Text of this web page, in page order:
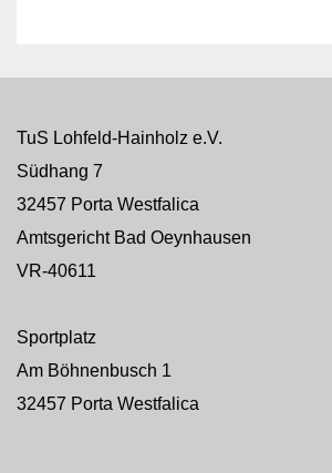
TuS Lohfeld-Hainholz e.V.
Südhang 7
32457 Porta Westfalica
Amtsgericht Bad Oeynhausen
VR-40611
Sportplatz
Am Böhnenbusch 1
32457 Porta Westfalica